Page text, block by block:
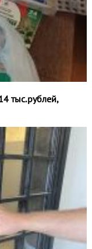
тыс.рублей,